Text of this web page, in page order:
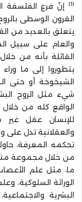
(1)
إنّ فرع الفلسفة
القرون الوسطى
يتعلق بالعديد من
والعام. على سبيل
القائلة بأنه من
يتطوروا إلى ما
الشيخوخة أو حتى
شيء مثل الروح
الواقع كله من
للإنسان عقل غير
والعقلانية تدل على
تحكمه المعرفة،
من خلال مجموعة
ما، مثل علم
الوراثة السلوكية،
البشرية